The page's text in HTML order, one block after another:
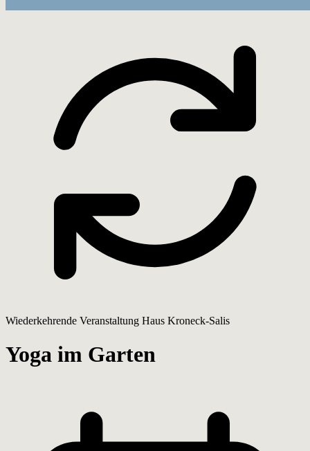
Wiederkehrende Veranstaltung Haus Kroneck-Salis
Yoga im Garten